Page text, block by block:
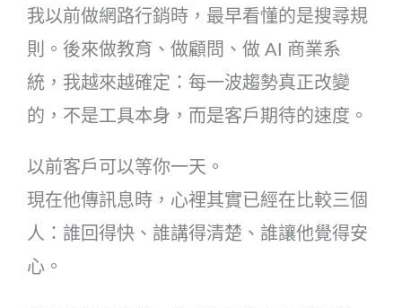
我以前做網路行銷時，最早看懂的是搜尋規
則。後來做教育、做顧問、做 AI 商業系
統，我越來越確定：每一波趨勢真正改變
的，不是工具本身，而是客戶期待的速度。
以前客戶可以等你一天。
現在他傳訊息時，心裡其實已經在比較三個
人：誰回得快、誰講得清楚、誰讓他覺得安
心。